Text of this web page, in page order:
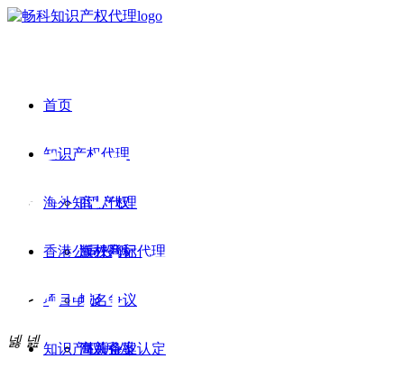
首页
知识产权代理
商标代理
版权登记
域名争议
海关备案
海外知识产权
海外商标代理
香港公司投诉
项目申报
高新企业认定
知识产权诉讼
乐享创新
畅科同行
넳 넲